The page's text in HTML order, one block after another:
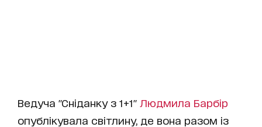
Ведуча "Сніданку з 1+1" Людмила Барбір
опублікувала світлину, де вона разом із